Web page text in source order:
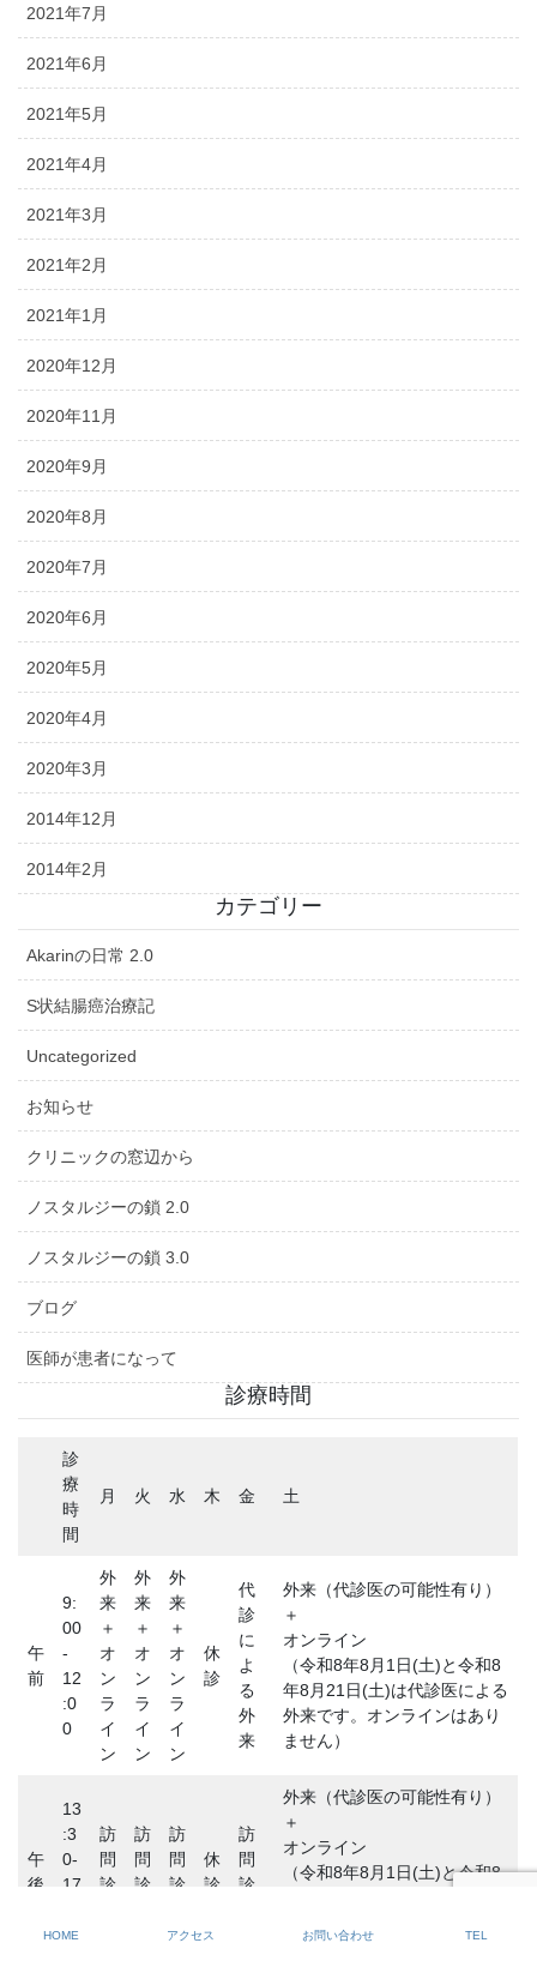
2021年7月
2021年6月
2021年5月
2021年4月
2021年3月
2021年2月
2021年1月
2020年12月
2020年11月
2020年9月
2020年8月
2020年7月
2020年6月
2020年5月
2020年4月
2020年3月
2014年12月
2014年2月
カテゴリー
Akarinの日常 2.0
S状結腸癌治療記
Uncategorized
お知らせ
クリニックの窓辺から
ノスタルジーの鎖 2.0
ノスタルジーの鎖 3.0
ブログ
医師が患者になって
診療時間
診
療
時
間
月 火 水 木 金 土
午
前
9:
00
-
12
:0
0
外
来
＋
オ
ン
ラ
イ
ン
外
来
＋
オ
ン
ラ
イ
ン
外
来
＋
オ
ン
ラ
イ
ン
休
診
代
診
に
よ
る
外
来
外来（代診医の可能性有り）
＋
オンライン
（令和8年8月1日(土)と令和8
年8月21日(土)は代診医による
外来です。オンラインはあり
ません）
午
後
13
:3
0-
17
0
訪
問
診
訪
問
診
訪
問
診
休
診
訪
問
診
外来（代診医の可能性有り）
＋
オンライン
（令和8年8月1日(土)と令和8
ません）
HOME アクセス お問い合わせ TEL